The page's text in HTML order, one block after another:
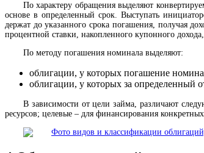
По характеру обращения выделяют
основе в определенный срок. Выступать
держат до указанного срока погашения, получая
процентной ставки, накопленного купонного
По методу погашения номинала выделяют:
облигации, у которых погашение
облигации, у которых за определенный
В зависимости от цели займа, различают
ресурсов; целевые – для финансирования